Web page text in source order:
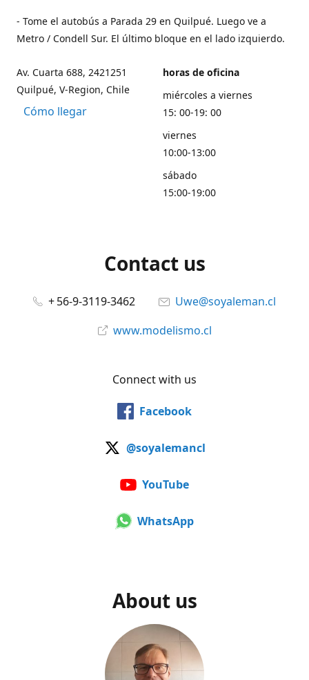
- Tome el autobús a Parada 29 en Quilpué. Luego ve a
Metro / Condell Sur. El último bloque en el lado izquierdo.
Av. Cuarta 688, 2421251
Quilpué, V-Region, Chile
Cómo llegar
horas de oficina
miércoles a viernes
15: 00-19: 00
viernes
10:00-13:00
sábado
15:00-19:00
Contact us
+ 56-9-3119-3462
Uwe@soyaleman.cl
www.modelismo.cl
Connect with us
Facebook
@soyalemancl
YouTube
WhatsApp
About us